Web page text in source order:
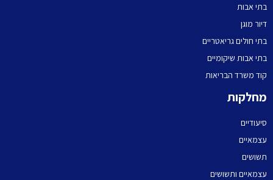
בתי אבות
דיור מוגן
בתי חולים גריאטריים
בתי אבות שיקומיים
קוד משרד הבריאות
מחלקות
סיעודיים
עצמאיים
תשושים
עצמאיים ותשושים